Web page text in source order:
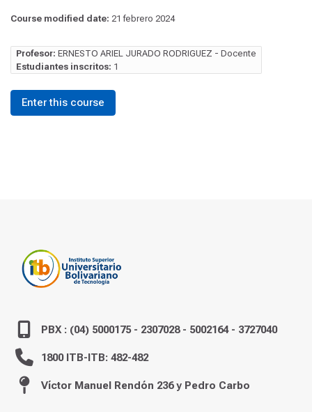
Course modified date: 21 febrero 2024
Profesor: ERNESTO ARIEL JURADO RODRIGUEZ - Docente
Estudiantes inscritos: 1
Enter this course
PBX : (04) 5000175 - 2307028 - 5002164 - 3727040
1800 ITB-ITB: 482-482
Víctor Manuel Rendón 236 y Pedro Carbo